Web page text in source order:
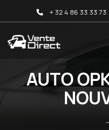
+ 32 4 86 33 33 73
AUTO